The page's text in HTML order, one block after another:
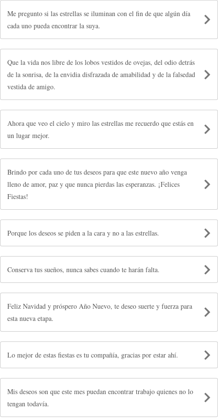
Me pregunto si las estrellas se iluminan con el fin de que algún día
cada uno pueda encontrar la suya.
Que la vida nos libre de los lobos vestidos de ovejas, del odio detrás
de la sonrisa, de la envidia disfrazada de amabilidad y de la falsedad
vestida de amigo.
Ahora que veo el cielo y miro las estrellas me recuerdo que estás en
un lugar mejor.
Brindo por cada uno de tus deseos para que este nuevo año venga
lleno de amor, paz y que nunca pierdas las esperanzas. ¡Felices
Fiestas!
Porque los deseos se piden a la cara y no a las estrellas.
Conserva tus sueños, nunca sabes cuando te harán falta.
Feliz Navidad y próspero Año Nuevo, te deseo suerte y fuerza para
esta nueva etapa.
Lo mejor de estas fiestas es tu compañía, gracias por estar ahí.
Mis deseos son que este mes puedan encontrar trabajo quienes no lo
tengan todavía.